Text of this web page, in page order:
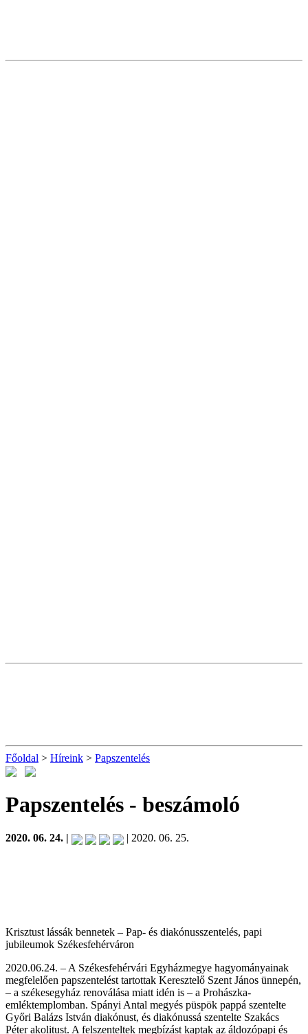
Főoldal > Híreink > Papszentelés
Papszentelés - beszámoló
2020. 06. 24. | | 2020. 06. 25.
Krisztust lássák bennetek – Pap- és diakónusszentelés, papi
jubileumok Székesfehérváron
2020.06.24. – A Székesfehérvári Egyházmegye hagyományainak
megfelelően papszentelést tartottak Keresztelő Szent János ünnepén,
– a székesegyház renoválása miatt idén is – a Prohászka-
emléktemplomban. Spányi Antal megyés püspök pappá szentelte
Győri Balázs István diakónust, és diakónussá szentelte Szakács
Péter akolitust. A felszenteltek megbízást kaptak az áldozópapi és